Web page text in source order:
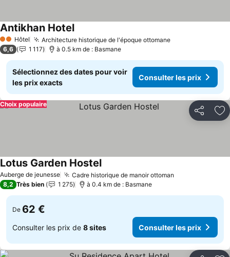
2 Étoiles
Hôtel Architecture historique de l'époque ottomaneConsulter les
Antikhan HotelConsulter les prix
6,6 1 117 à 0.5 km de : Basmane
Sélectionnez des dates pour voir
les prix exacts
Consulter les prix
Partager
Choix populaire
Auberge de jeunesse Cadre historique de manoir ottoman
Lotus Garden HostelConsulter les prix
8,2 Très bien 1 275 à 0.4 km de : Basmane
De 62 €
Consulter les prix de 8 sites Consulter les prix